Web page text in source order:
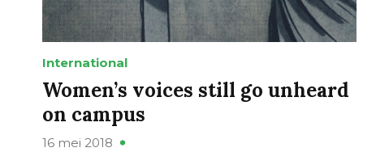
International
Women’s voices still go unheard
on campus
16 mei 2018